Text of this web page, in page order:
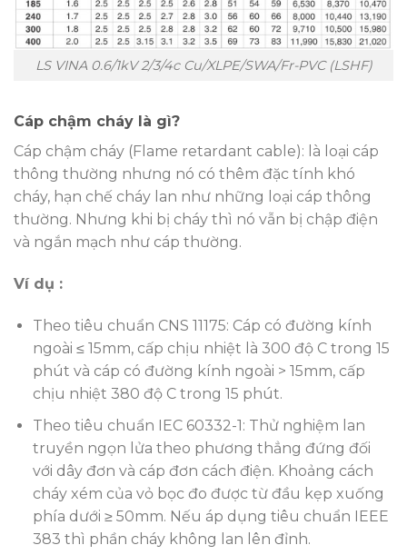
LS VINA 0.6/1kV 2/3/4c Cu/XLPE/SWA/Fr-PVC (LSHF)
Cáp chậm cháy là gì?
Cáp chậm cháy (Flame retardant cable): là loại cáp
thông thường nhưng nó có thêm đặc tính khó
cháy, hạn chế cháy lan như những loại cáp thông
thường. Nhưng khi bị cháy thì nó vẫn bị chập điện
và ngắn mạch như cáp thường.
Ví dụ :
Theo tiêu chuẩn CNS 11175: Cáp có đường kính
ngoài ≤ 15mm, cấp chịu nhiệt là 300 độ C trong 15
phút và cáp có đường kính ngoài > 15mm, cấp
chịu nhiệt 380 độ C trong 15 phút.
Theo tiêu chuẩn IEC 60332-1: Thử nghiệm lan
truyền ngọn lửa theo phương thẳng đứng đối
với dây đơn và cáp đơn cách điện. Khoảng cách
cháy xém của vỏ bọc đo được từ đầu kẹp xuống
phía dưới ≥ 50mm. Nếu áp dụng tiêu chuẩn IEEE
383 thì phần cháy không lan lên đỉnh.